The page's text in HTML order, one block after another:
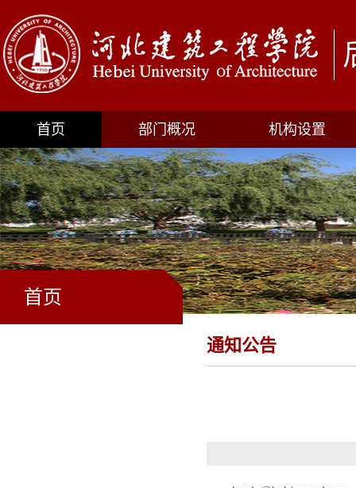
首页 部门概况 机构设置
首页
通知公告